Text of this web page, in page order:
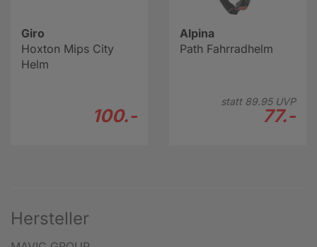
Giro
Hoxton Mips City
Helm
100.-
Alpina
Path Fahrradhelm
statt 89.95UVP
77.-
Hersteller